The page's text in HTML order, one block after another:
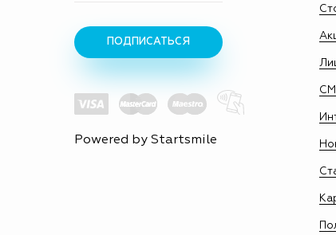
ПОДПИСАТЬСЯ
Powered by Startsmile